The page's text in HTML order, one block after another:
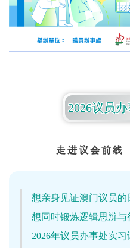
2026议员
走进议会前线
想亲身见证澳门议员的
想同时锻炼逻辑思辨与
2026年议员办事处实习